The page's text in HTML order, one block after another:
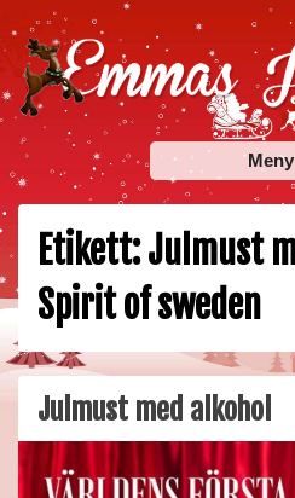
Skip
to
content
Emmas Julblogg
Julbloggar om julnyheter,
adventskalendrar ,
Meny
Etikett:Julmust
Spirit of sweden
Julmust med alkohol